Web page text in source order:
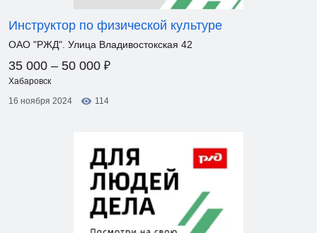
Инструктор по физической культуре
ОАО "РЖД". Улица Владивостокская 42
35 000 – 50 000 ₽
Хабаровск
16 ноября 2024
114